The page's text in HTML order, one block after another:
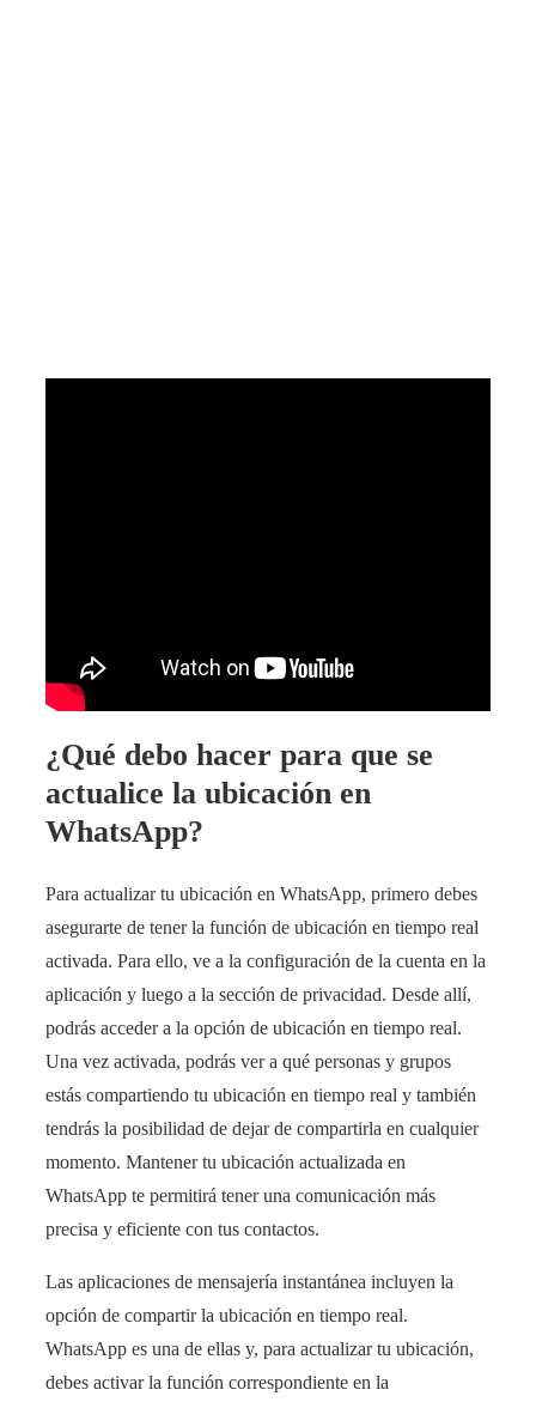
¿Qué debo hacer para que se
actualice la ubicación en
WhatsApp?
Para actualizar tu ubicación en WhatsApp, primero debes
asegurarte de tener la función de ubicación en tiempo real
activada. Para ello, ve a la configuración de la cuenta en la
aplicación y luego a la sección de privacidad. Desde allí,
podrás acceder a la opción de ubicación en tiempo real.
Una vez activada, podrás ver a qué personas y grupos
estás compartiendo tu ubicación en tiempo real y también
tendrás la posibilidad de dejar de compartirla en cualquier
momento. Mantener tu ubicación actualizada en
WhatsApp te permitirá tener una comunicación más
precisa y eficiente con tus contactos.
Las aplicaciones de mensajería instantánea incluyen la
opción de compartir la ubicación en tiempo real.
WhatsApp es una de ellas y, para actualizar tu ubicación,
debes activar la función correspondiente en la